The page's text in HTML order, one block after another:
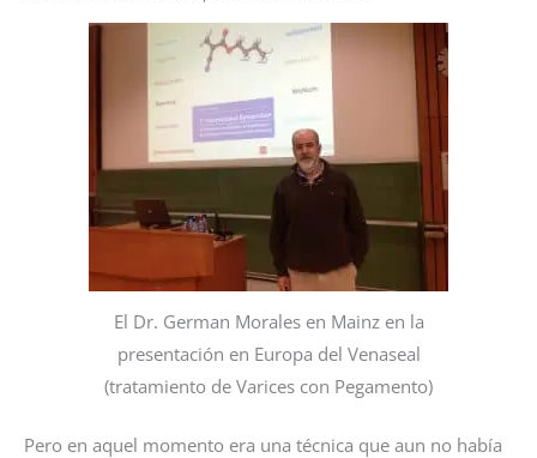
El Dr. German Morales en Mainz en la
presentación en Europa del Venaseal
(tratamiento de Varices con Pegamento)
Pero en aquel momento era una técnica que aun no había